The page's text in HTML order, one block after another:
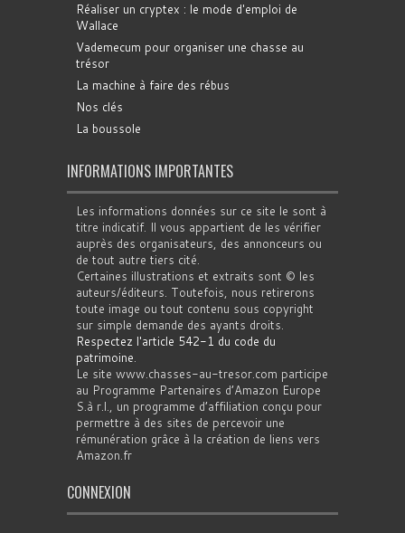
Réaliser un cryptex : le mode d'emploi de
Wallace
Vademecum pour organiser une chasse au
trésor
La machine à faire des rébus
Nos clés
La boussole
INFORMATIONS IMPORTANTES
Les informations données sur ce site le sont à
titre indicatif. Il vous appartient de les vérifier
auprès des organisateurs, des annonceurs ou
de tout autre tiers cité.
Certaines illustrations et extraits sont © les
auteurs/éditeurs. Toutefois, nous retirerons
toute image ou tout contenu sous copyright
sur simple demande des ayants droits.
Respectez l'article 542-1 du code du
patrimoine.
Le site www.chasses-au-tresor.com participe
au Programme Partenaires d’Amazon Europe
S.à r.l., un programme d’affiliation conçu pour
permettre à des sites de percevoir une
rémunération grâce à la création de liens vers
Amazon.fr
CONNEXION